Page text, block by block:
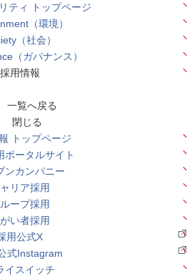
ティ トップページ
（環境）
（社会）
（ガバナンス）
採用情報
一覧へ戻る
閉じる
トップページ
ポータルサイト
ンカンパニー
リア採用
ープ採用
い者採用
用公式X
式Instagram
イスイッチ